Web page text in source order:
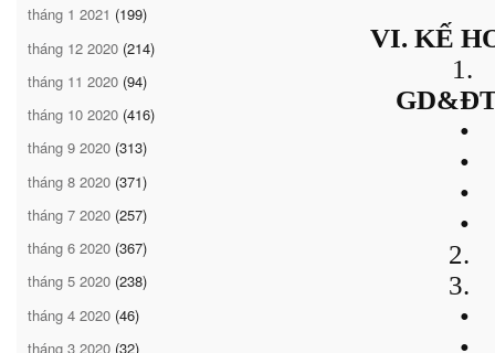
tháng 1 2021 (199)
tháng 12 2020 (214)
tháng 11 2020 (94)
tháng 10 2020 (416)
tháng 9 2020 (313)
tháng 8 2020 (371)
tháng 7 2020 (257)
tháng 6 2020 (367)
tháng 5 2020 (238)
tháng 4 2020 (46)
tháng 3 2020 (32)
VI. KẾ
1.
•
•
•
•
2.
3.
•
•